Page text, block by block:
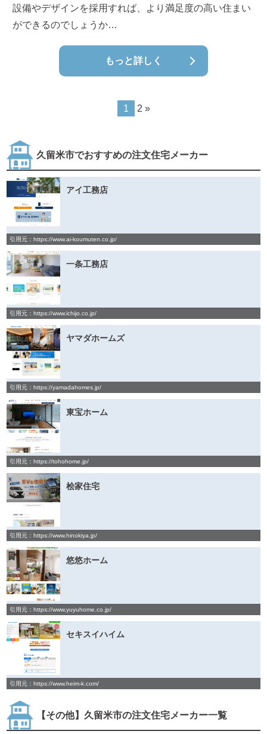
設備やデザインを採用すれば、より満足度の高い住まい
ができるのでしょうか…
もっと詳しく
1 2 »
久留米市でおすすめの注文住宅メーカー
アイ工務店
引用元：https://www.ai-koumuten.co.jp/
一条工務店
引用元：https://www.ichijo.co.jp/
ヤマダホームズ
引用元：https://yamadahomes.jp/
東宝ホーム
引用元：https://tohohome.jp/
桧家住宅
引用元：https://www.hinokiya.jp/
悠悠ホーム
引用元：https://www.yuyuhome.co.jp/
セキスイハイム
引用元：https://www.heim-k.com/
【その他】久留米市の注文住宅メーカー一覧